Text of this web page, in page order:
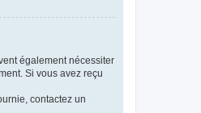
également nécessiter
Si vous avez reçu
contactez un